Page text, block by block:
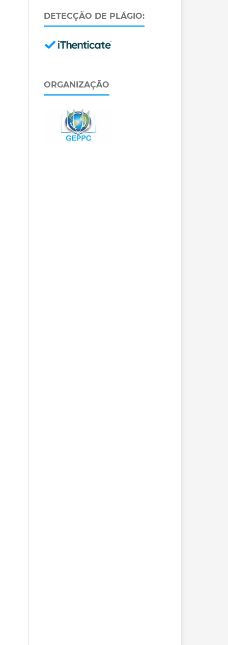
DETECÇÃO DE PLÁGIO:
ORGANIZAÇÃO